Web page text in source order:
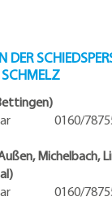
DER
SCHMELZ
0160/
Michelbach,
0160/